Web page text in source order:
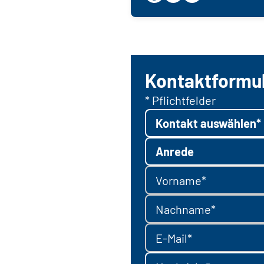
* Pflichtfelder
Kontakt auswählen*
Anrede
Vorname*
Nachname*
E-Mail*